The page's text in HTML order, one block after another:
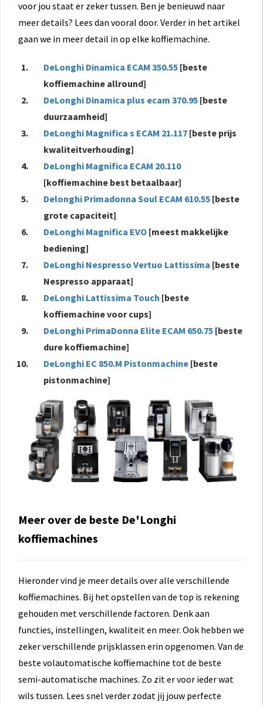
voor jou staat er zeker tussen. Ben je benieuwd naar
meer details? Lees dan vooral door. Verder in het artikel
gaan we in meer detail in op elke koffiemachine.
DeLonghi Dinamica ECAM 350.55 [beste
koffiemachine allround]
DeLonghi Dinamica plus ecam 370.95 [beste
duurzaamheid]
DeLonghi Magnifica s ECAM 21.117 [beste prijs
kwaliteitverhouding]
DeLonghi Magnifica ECAM 20.110
[koffiemachine best betaalbaar]
Delonghi Primadonna Soul ECAM 610.55 [beste
grote capaciteit]
DeLonghi Magnifica EVO [meest makkelijke
bediening]
DeLonghi Nespresso Vertuo Lattissima [beste
Nespresso apparaat]
DeLonghi Lattissima Touch [beste
koffiemachine voor cups]
DeLonghi PrimaDonna Elite ECAM 650.75 [beste
dure koffiemachine]
DeLonghi EC 850.M Pistonmachine [beste
pistonmachine]
Meer over de beste De'Longhi
koffiemachines
Hieronder vind je meer details over alle verschillende
koffiemachines. Bij het opstellen van de top is rekening
gehouden met verschillende factoren. Denk aan
functies, instellingen, kwaliteit en meer. Ook hebben we
zeker verschillende prijsklassen erin opgenomen. Van de
beste volautomatische koffiemachine tot de beste
semi-automatische machines. Zo zit er voor ieder wat
wils tussen. Lees snel verder zodat jij jouw perfecte